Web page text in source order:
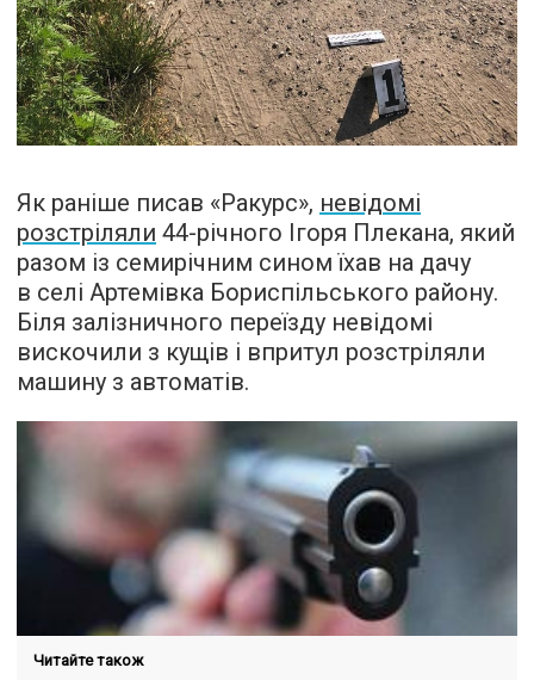
Як раніше писав «Ракурс», невідомі
розстріляли 44-річного Ігоря Плекана, який
разом із семирічним сином їхав на дачу
в селі Артемівка Бориспільського району.
Біля залізничного переїзду невідомі
вискочили з кущів і впритул розстріляли
машину з автоматів.
Читайте також